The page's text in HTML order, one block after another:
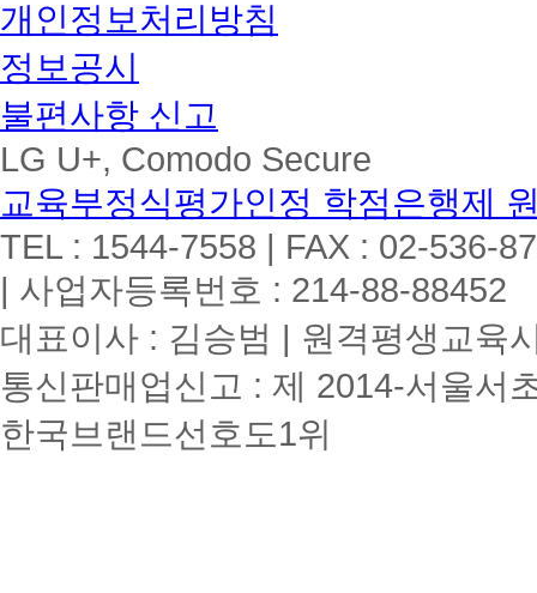
개인정보처리방침
정보공시
불편사항 신고
LG U+, Comodo Secure
교육부정식평가인정 학점은행제
TEL : 1544-7558 | FAX : 02-536-
| 사업자등록번호 : 214-88-88452
대표이사 : 김승범 | 원격평생교육
통신판매업신고 : 제 2014-서울서
한국브랜드선호도1위